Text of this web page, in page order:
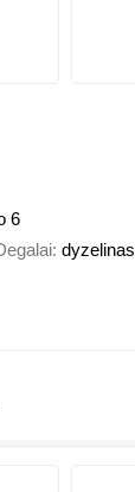
6
dyzelinas